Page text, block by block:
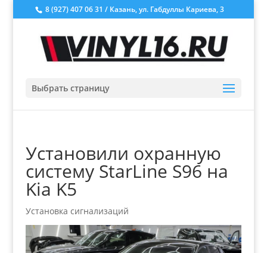
8 (927) 407 06 31 / Казань, ул. Габдуллы Кариева, 3
Выбрать страницу
Установили охранную
систему StarLine S96 на
Kia K5
Установка сигнализаций